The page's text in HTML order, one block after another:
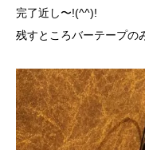
完了近し〜!(^^)!
残すところバーテープの